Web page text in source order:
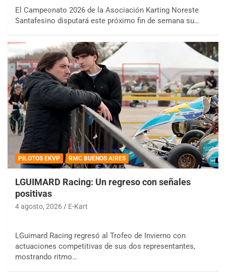
El Campeonato 2026 de la Asociación Karting Noreste
Santafesino disputará este próximo fin de semana su…
PILOTOS EKVP RMC BUENOS AIRES
LGUIMARD Racing: Un regreso con señales
positivas
4 agosto, 2026 E-Kart
LGuimard Racing regresó al Trofeo de Invierno con
actuaciones competitivas de sus dos representantes,
mostrando ritmo…
COBERTURA ESPECIAL DE E-KART.COM.AR
08/09-AGO